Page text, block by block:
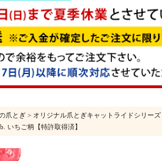
爪とぎ > オリジナル爪とぎキャットライドシリーズ
いちご柄【特許取得済】